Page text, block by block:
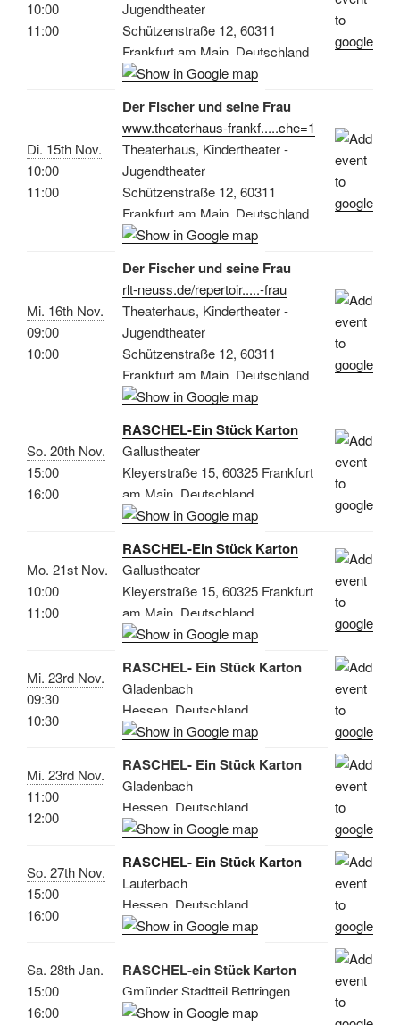
10:00
11:00
Jugendtheater
Schützenstraße 12, 60311
Frankfurt am Main, Deutschland
Di. 15th Nov.
10:00
11:00
Der Fischer und seine Frau
www.theaterhaus-frankf.....che=1
Theaterhaus, Kindertheater -
Jugendtheater
Schützenstraße 12, 60311
Frankfurt am Main, Deutschland
Mi. 16th Nov.
09:00
10:00
Der Fischer und seine Frau
rlt-neuss.de/repertoir.....-frau
Theaterhaus, Kindertheater -
Jugendtheater
Schützenstraße 12, 60311
Frankfurt am Main, Deutschland
So. 20th Nov.
15:00
16:00
RASCHEL-Ein Stück Karton
Gallustheater
Kleyerstraße 15, 60325 Frankfurt
am Main, Deutschland
Mo. 21st Nov.
10:00
11:00
RASCHEL-Ein Stück Karton
Gallustheater
Kleyerstraße 15, 60325 Frankfurt
am Main, Deutschland
Mi. 23rd Nov.
09:30
10:30
RASCHEL- Ein Stück Karton
Gladenbach
Hessen, Deutschland
Mi. 23rd Nov.
11:00
12:00
RASCHEL- Ein Stück Karton
Gladenbach
Hessen, Deutschland
So. 27th Nov.
15:00
16:00
RASCHEL- Ein Stück Karton
Lauterbach
Hessen, Deutschland
Sa. 28th Jan.
15:00
16:00
RASCHEL-ein Stück Karton
Gmünder Stadtteil Bettringen